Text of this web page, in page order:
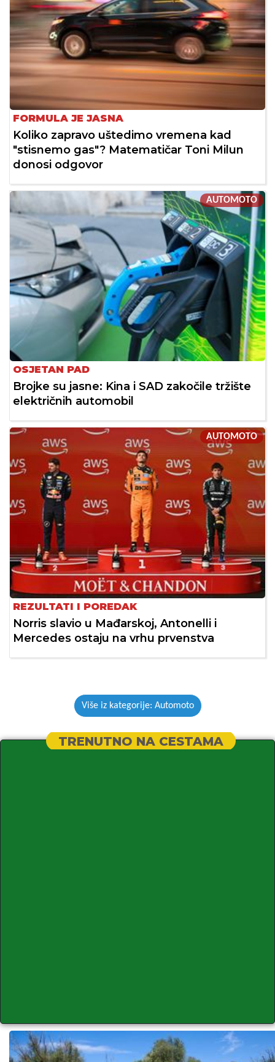
FORMULA JE JASNA
Koliko zapravo uštedimo vremena kad
"stisnemo gas"? Matematičar Toni Milun
donosi odgovor
AUTOMOTO
OSJETAN PAD
Brojke su jasne: Kina i SAD zakočile tržište
električnih automobil
AUTOMOTO
REZULTATI I POREDAK
Norris slavio u Mađarskoj, Antonelli i
Mercedes ostaju na vrhu prvenstva
Više iz kategorije: Automoto
TRENUTNO NA CESTAMA